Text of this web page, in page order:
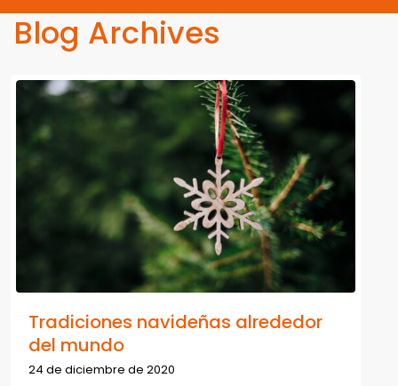
Blog Archives
Tradiciones navideñas alrededor
del mundo
24 de diciembre de 2020